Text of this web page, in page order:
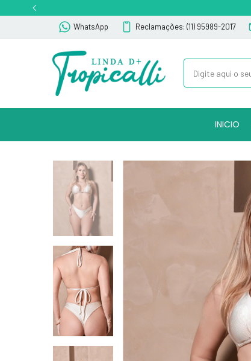
WhatsApp Reclamações: (11) 95989-2017
INICIO